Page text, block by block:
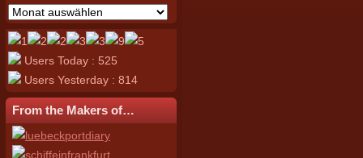
Archiv
Users Today : 525
Users Yesterday : 814
From the Makers of…